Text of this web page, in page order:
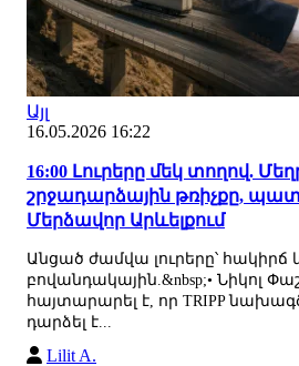
Այլ
16.05.2026 16:22
16:00 Լուրերը մեկ տողով.
շրջադարձային թռիչքը,
Մերձավոր Արևելքում
Անցած ժամվա լուրերը՝ հակիրճ
բովանդակային.&nbsp;• Նիկոլ
հայտարարել է, որ TRIPP
դարձել է...
Lilit A.